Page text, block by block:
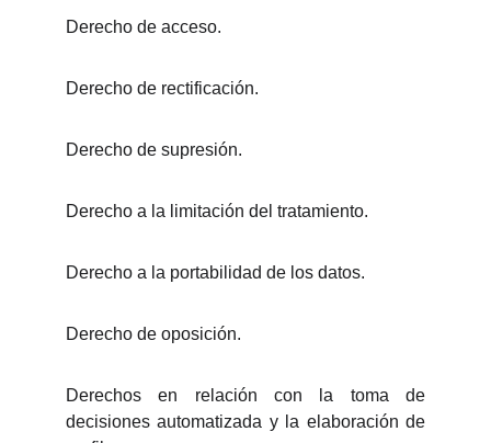
Derecho de acceso.
Derecho de rectificación.
Derecho de supresión.
Derecho a la limitación del tratamiento.
Derecho a la portabilidad de los datos.
Derecho de oposición.
Derechos en relación con la toma de
decisiones automatizada y la elaboración de